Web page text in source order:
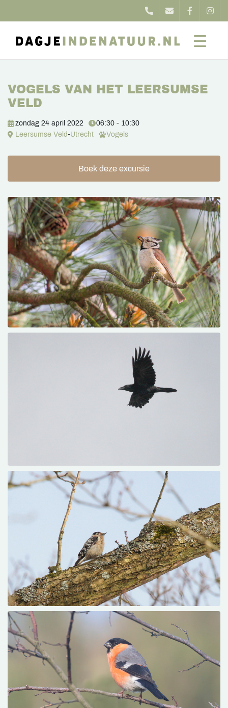
VOGELS VAN HET LEERSUMSE
VELD
zondag 24 april 2022
06:30 - 10:30
Leersumse Veld-Utrecht Vogels
Boek deze excursie